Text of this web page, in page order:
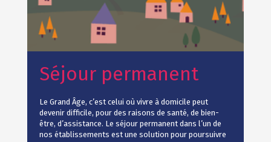
Séjour permanent
Le Grand Âge, c’est celui où vivre à domicile peut
devenir difficile, pour des raisons de santé, de bien-
être, d’assistance. Le séjour permanent dans l’un de
nos établissements est une solution pour poursuivre